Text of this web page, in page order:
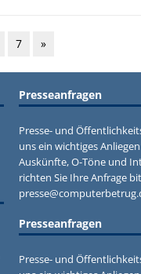
7 »
Presseanfragen
Presse- und
uns ein wichtiges
Auskünfte, O-Töne und
richten Sie Ihre Anfrage
Presseanfragen
Presse- und